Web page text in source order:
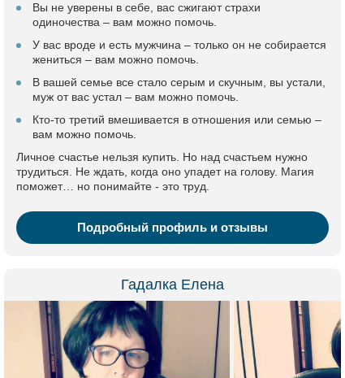
Вы не уверены в себе, вас сжигают страхи
одиночества – вам можно помочь.
У вас вроде и есть мужчина – только он не собирается
жениться – вам можно помочь.
В вашей семье все стало серым и скучным, вы устали,
муж от вас устал – вам можно помочь.
Кто-то третий вмешивается в отношения или семью –
вам можно помочь.
Личное счастье нельзя купить. Но над счастьем нужно
трудиться. Не ждать, когда оно упадет на голову. Магия
поможет… но понимайте - это труд.
Подробный профиль и отзывы
Гадалка Елена